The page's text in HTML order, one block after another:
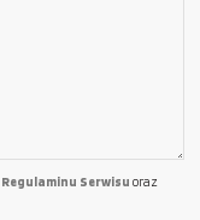
Regulaminu Serwisu oraz